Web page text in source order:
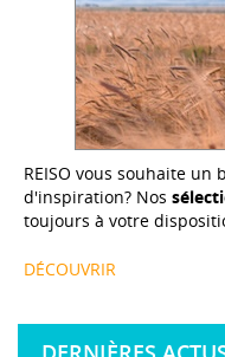
REISO vous souhaite un
d'inspiration? Nos
toujours à votre
DÉCOUVRIR